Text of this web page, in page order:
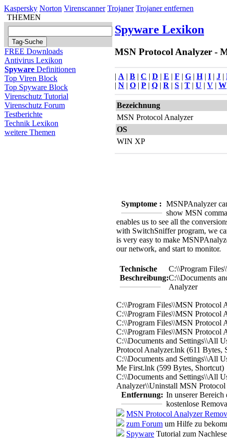
Kaspersky Norton Virenscanner Trojaner Trojaner entfernen
THEMEN
FREE Downloads
Antivirus Lexikon
Spyware Definitionen
Top Viren Block
Top Spyware Block
Virenschutz Tutorial
Virenschutz Forum
Testberichte
Technik Lexikon
weitere Themen
Spyware Lexikon
MSN Protocol Analyzer -
| A | B | C | D | E | F | G | H| I | J |
| N | O | P | Q | R | S | T | U | V | W
Bezeichnung
MSN Protocol Analyzer
OS
WIN XP
Symptome : MSNPAnalyzer
show MSN
enables us to see all the
with SwitchSniffer program, we
is very easy to make
our network, and start to monitor.
Technische
Beschreibung:
C:\\Program
C:\\Documents
Analyzer
C:\\Program Files\\MSN Protocol
C:\\Program Files\\MSN Protocol
C:\\Program Files\\MSN Protocol
C:\\Program Files\\MSN Protocol
C:\\Documents and Settings\\All
Protocol Analyzer.lnk (611 Bytes,
C:\\Documents and Settings\\All
Me First.lnk (599 Bytes, Shortcut)
C:\\Documents and Settings\\All
Analyzer\\Uninstall MSN
Entfernung: In unserer Bereich
kostenlose
MSN Protocol Analyzer
zum Forum um Hilfe zu
Spyware Tutorial zum